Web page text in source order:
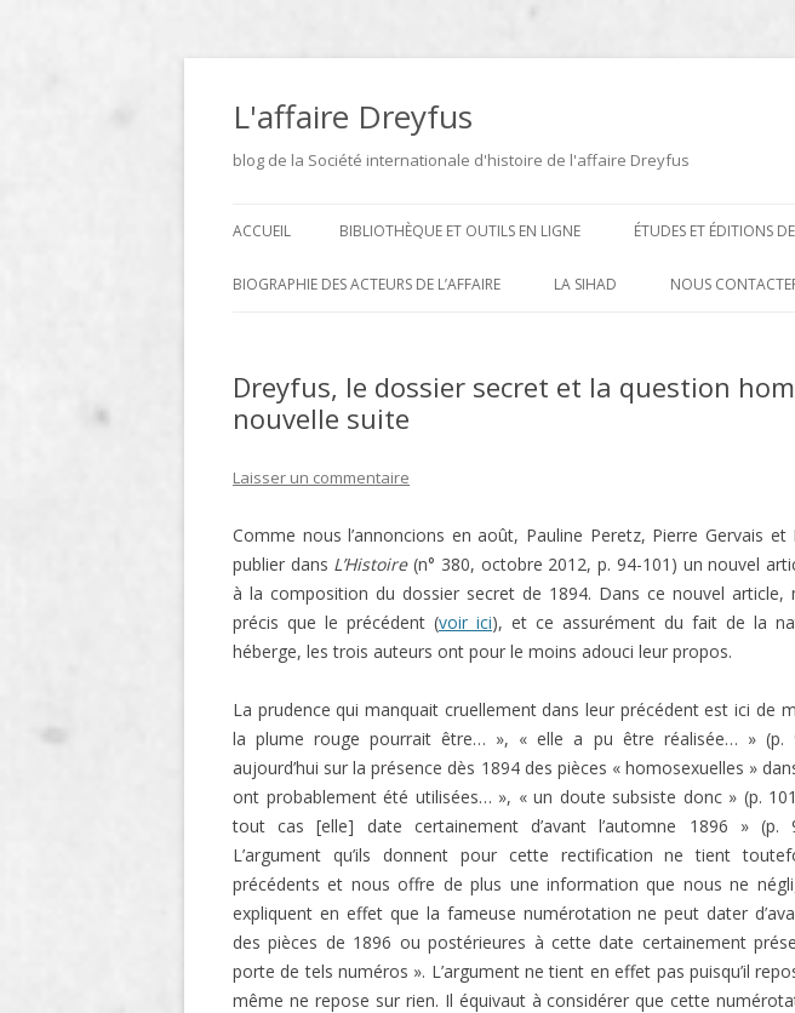
Aller
contenu
L'affaire Dreyfus
blog de la Société internationale d'histoire de l'affaire Dreyfus
ACCUEIL BIBLIOTHÈQUE ET OUTILS EN LIGNE
ARCHIVES
BIOGRAPHIES, ESSAIS, THÈSES
ARTICLES UNIVERSITAIRES
ICONOTHÈQUE
CARTES POSTALES ET
L’AFFAIRE DREYFUS EN BANDES
DESSINÉES
SITES
LE DICTIONNAIRE DES
1889 À 1940 DE JEAN JOLLY EN
LIGNE
LE MAITRON EN LIGNE
ÉTUDES ET ÉDITIONS
ÉDITIONS DE TEXTES
BIOGRAPHIE DES ACTEURS DE L’AFFAIRE
DREYFUS
LA SIHAD NOUS
Dreyfus, le dossier secret et la question
nouvelle suite
Laisser un commentaire
Comme nous l’annoncions en août, Pauline Peretz, Pierre Gervais
publier dans L’Histoire(n° 380, octobre 2012, p. 94-101) un nouvel
à la composition du dossier secret de 1894. Dans ce nouvel
précis que le précédent (voir ici), et ce assurément du fait de la
héberge, les trois auteurs ont pour le moins adouci leur propos.
La prudence qui manquait cruellement dans leur précédent est ici de
la plume rouge pourrait être… », « elle a pu être réalisée… » (p.
aujourd’hui sur la présence dès 1894 des pièces « homosexuelles »
ont probablement été utilisées… », « un doute subsiste donc » (p.
tout cas [elle] date certainement d’avant l’automne 1896 » (p.
L’argument qu’ils donnent pour cette rectification ne tient
précédents et nous offre de plus une information que nous ne
expliquent en effet que la fameuse numérotation ne peut dater
des pièces de 1896 ou postérieures à cette date certainement
porte de tels numéros ». L’argument ne tient en effet pas puisqu’il
même ne repose sur rien. Il équivaut à considérer que cette